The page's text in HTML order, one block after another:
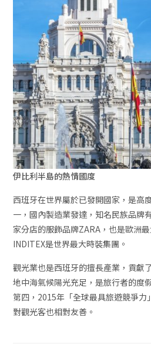
伊比利半島的熱情國度
西班牙在世界屬於已發開國家，是高
一，國內製造業發達，知名民族品牌
家分店的服飾品牌ZARA，也是歐洲
INDITEX是世界最大時裝集團。
觀光業也是西班牙的擅長產業，貢獻
地中海氣候陽光充足，是旅行者的度
第四，2015年「全球最具旅遊競爭力
對觀光客也相對友善。